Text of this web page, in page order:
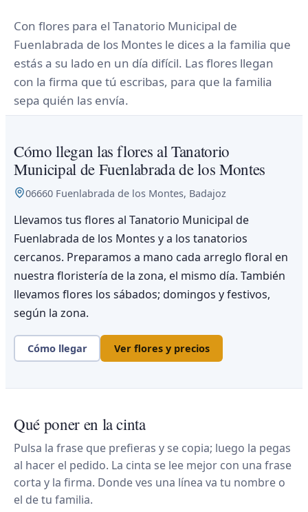
Con flores para el Tanatorio Municipal de
Fuenlabrada de los Montes le dices a la familia que
estás a su lado en un día difícil. Las flores llegan
con la firma que tú escribas, para que la familia
sepa quién las envía.
Cómo llegan las flores al Tanatorio
Municipal de Fuenlabrada de los Montes
06660 Fuenlabrada de los Montes, Badajoz
Llevamos tus flores al Tanatorio Municipal de
Fuenlabrada de los Montes y a los tanatorios
cercanos. Preparamos a mano cada arreglo floral en
nuestra floristería de la zona, el mismo día. También
llevamos flores los sábados; domingos y festivos,
según la zona.
Cómo llegar Ver flores y precios
Qué poner en la cinta
Pulsa la frase que prefieras y se copia; luego la pegas
al hacer el pedido. La cinta se lee mejor con una frase
corta y la firma. Donde ves una línea va tu nombre o
el de tu familia.